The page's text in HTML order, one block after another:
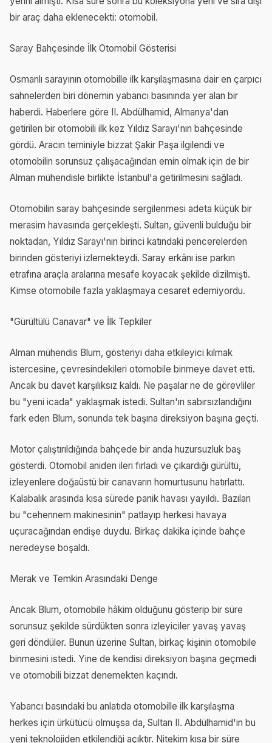
bir araç daha eklenecekti: otomobil.
Saray Bahçesinde İlk Otomobil Gösterisi
Osmanlı sarayının otomobille ilk karşılaşmasına dair en çarpıcı
sahnelerden biri dönemin yabancı basınında yer alan bir
haberdi. Haberlere göre II. Abdülhamid, Almanya'dan
getirilen bir otomobili ilk kez Yıldız Sarayı'nın bahçesinde
gördü. Aracın teminiyle bizzat Şakir Paşa ilgilendi ve
otomobilin sorunsuz çalışacağından emin olmak için de bir
Alman mühendisle birlikte İstanbul'a getirilmesini sağladı.
Otomobilin saray bahçesinde sergilenmesi adeta küçük bir
merasim havasında gerçekleşti. Sultan, güvenli bulduğu bir
noktadan, Yıldız Sarayı'nın birinci katındaki pencerelerden
birinden gösteriyi izlemekteydi. Saray erkânı ise parkın
etrafına araçla aralarına mesafe koyacak şekilde dizilmişti.
Kimse otomobile fazla yaklaşmaya cesaret edemiyordu.
"Gürültülü Canavar" ve İlk Tepkiler
Alman mühendis Blum, gösteriyi daha etkileyici kılmak
istercesine, çevresindekileri otomobile binmeye davet etti.
Ancak bu davet karşılıksız kaldı. Ne paşalar ne de görevliler
bu "yeni icada" yaklaşmak istedi. Sultan'ın sabırsızlandığını
fark eden Blum, sonunda tek başına direksiyon başına geçti.
Motor çalıştırıldığında bahçede bir anda huzursuzluk baş
gösterdi. Otomobil aniden ileri fırladı ve çıkardığı gürültü,
izleyenlere doğaüstü bir canavarın homurtusunu hatırlattı.
Kalabalık arasında kısa sürede panik havası yayıldı. Bazıları
bu "cehennem makinesinin" patlayıp herkesi havaya
uçuracağından endişe duydu. Birkaç dakika içinde bahçe
neredeyse boşaldı.
Merak ve Temkin Arasındaki Denge
Ancak Blum, otomobile hâkim olduğunu gösterip bir süre
sorunsuz şekilde sürdükten sonra izleyiciler yavaş yavaş
geri döndüler. Bunun üzerine Sultan, birkaç kişinin otomobile
binmesini istedi. Yine de kendisi direksiyon başına geçmedi
ve otomobili bizzat denemekten kaçındı.
Yabancı basındaki bu anlatıda otomobille ilk karşılaşma
herkes için ürkütücü olmuşsa da, Sultan II. Abdülhamid'in bu
yeni teknolojiden etkilendiği açıktır. Nitekim kısa bir süre